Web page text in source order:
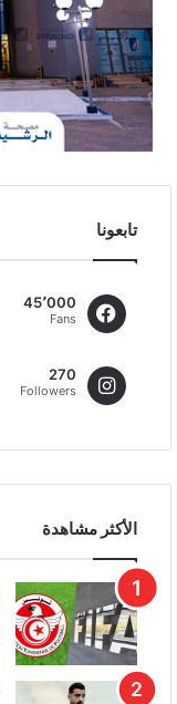
تابعونا
45٬000
Fans
270
Followers
الأكثر مشاهدة